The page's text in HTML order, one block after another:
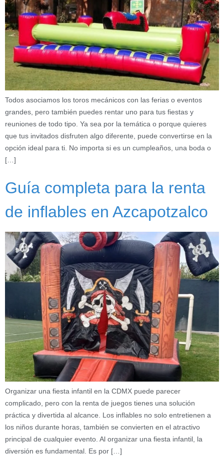
Todos asociamos los toros mecánicos con las ferias o eventos
grandes, pero también puedes rentar uno para tus fiestas y
reuniones de todo tipo. Ya sea por la temática o porque quieres
que tus invitados disfruten algo diferente, puede convertirse en la
opción ideal para ti. No importa si es un cumpleaños, una boda o
[…]
Guía completa para la renta
de inflables en Azcapotzalco
Organizar una fiesta infantil en la CDMX puede parecer
complicado, pero con la renta de juegos tienes una solución
práctica y divertida al alcance. Los inflables no solo entretienen a
los niños durante horas, también se convierten en el atractivo
principal de cualquier evento. Al organizar una fiesta infantil, la
diversión es fundamental. Es por […]